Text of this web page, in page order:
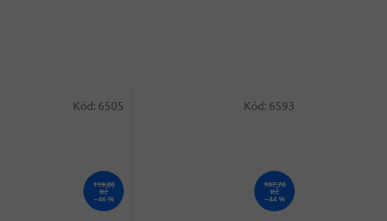
119,80
Kč
–46 %
Kód: 6505
107,70
Kč
–44 %
Kód: 6593